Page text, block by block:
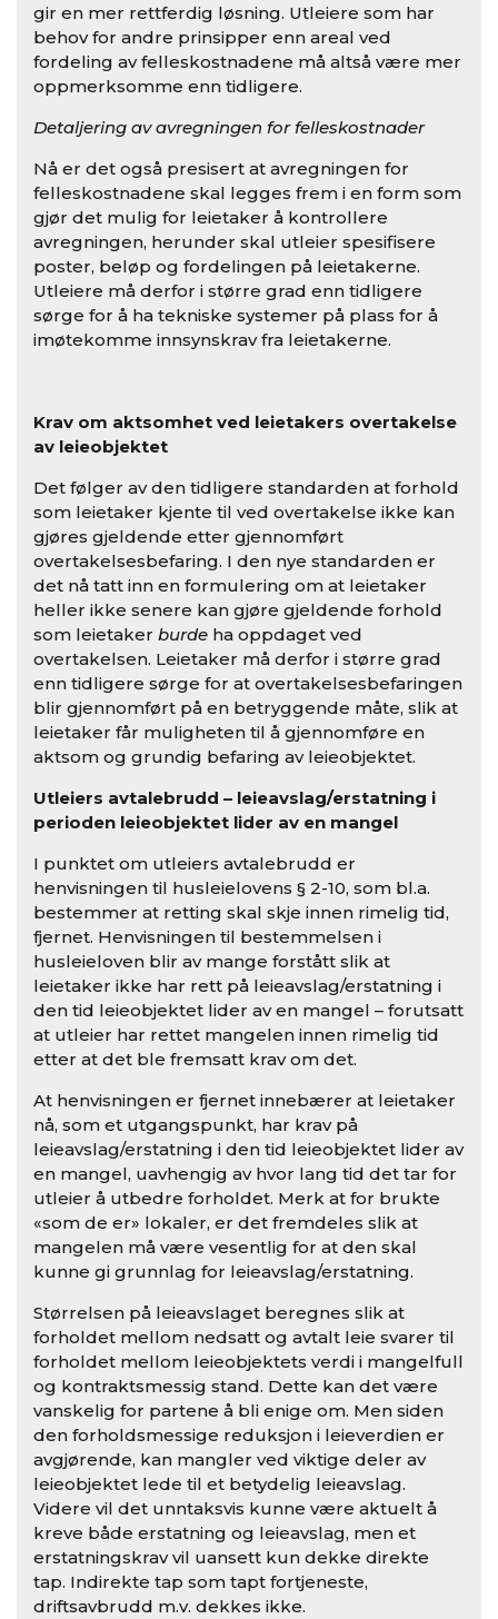
gir en mer rettferdig løsning. Utleiere som har
behov for andre prinsipper enn areal ved
fordeling av felleskostnadene må altså være mer
oppmerksomme enn tidligere.
Detaljering av avregningen for felleskostnader
Nå er det også presisert at avregningen for
felleskostnadene skal legges frem i en form som
gjør det mulig for leietaker å kontrollere
avregningen, herunder skal utleier spesifisere
poster, beløp og fordelingen på leietakerne.
Utleiere må derfor i større grad enn tidligere
sørge for å ha tekniske systemer på plass for å
imøtekomme innsynskrav fra leietakerne.
Krav om aktsomhet ved leietakers overtakelse
av leieobjektet
Det følger av den tidligere standarden at forhold
som leietaker kjente til ved overtakelse ikke kan
gjøres gjeldende etter gjennomført
overtakelsesbefaring. I den nye standarden er
det nå tatt inn en formulering om at leietaker
heller ikke senere kan gjøre gjeldende forhold
som leietaker burde ha oppdaget ved
overtakelsen. Leietaker må derfor i større grad
enn tidligere sørge for at overtakelsesbefaringen
blir gjennomført på en betryggende måte, slik at
leietaker får muligheten til å gjennomføre en
aktsom og grundig befaring av leieobjektet.
Utleiers avtalebrudd – leieavslag/erstatning i
perioden leieobjektet lider av en mangel
I punktet om utleiers avtalebrudd er
henvisningen til husleielovens § 2-10, som bl.a.
bestemmer at retting skal skje innen rimelig tid,
fjernet. Henvisningen til bestemmelsen i
husleieloven blir av mange forstått slik at
leietaker ikke har rett på leieavslag/erstatning i
den tid leieobjektet lider av en mangel – forutsatt
at utleier har rettet mangelen innen rimelig tid
etter at det ble fremsatt krav om det.
At henvisningen er fjernet innebærer at leietaker
nå, som et utgangspunkt, har krav på
leieavslag/erstatning i den tid leieobjektet lider av
en mangel, uavhengig av hvor lang tid det tar for
utleier å utbedre forholdet. Merk at for brukte
«som de er» lokaler, er det fremdeles slik at
mangelen må være vesentlig for at den skal
kunne gi grunnlag for leieavslag/erstatning.
Størrelsen på leieavslaget beregnes slik at
forholdet mellom nedsatt og avtalt leie svarer til
forholdet mellom leieobjektets verdi i mangelfull
og kontraktsmessig stand. Dette kan det være
vanskelig for partene å bli enige om. Men siden
den forholdsmessige reduksjon i leieverdien er
avgjørende, kan mangler ved viktige deler av
leieobjektet lede til et betydelig leieavslag.
Videre vil det unntaksvis kunne være aktuelt å
kreve både erstatning og leieavslag, men et
erstatningskrav vil uansett kun dekke direkte
tap. Indirekte tap som tapt fortjeneste,
driftsavbrudd m.v. dekkes ikke.